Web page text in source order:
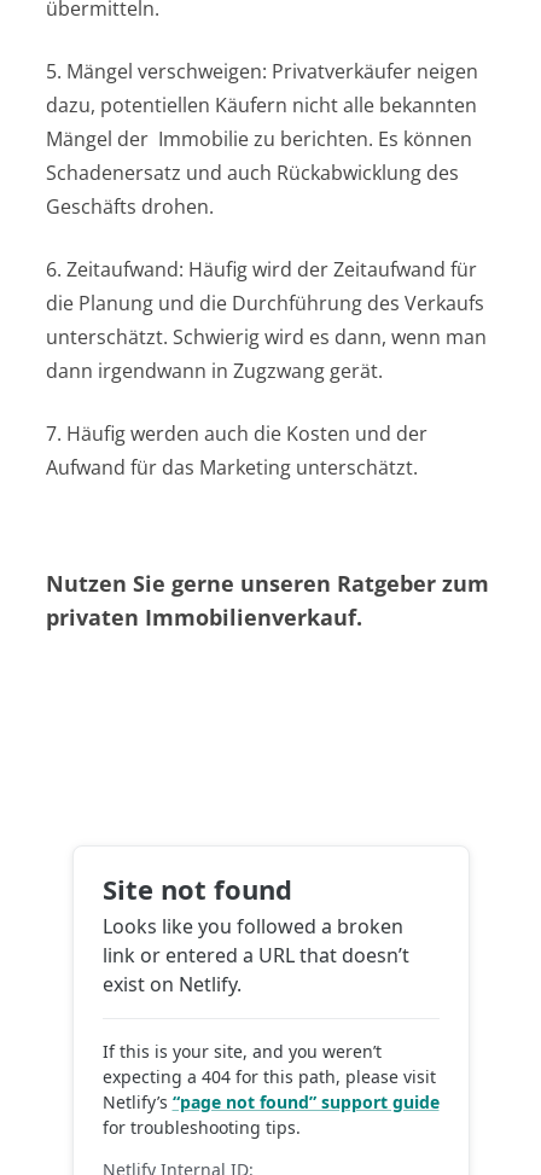
übermitteln.
5. Mängel verschweigen: Privatverkäufer neigen
dazu, potentiellen Käufern nicht alle bekannten
Mängel der Immobilie zu berichten. Es können
Schadenersatz und auch Rückabwicklung des
Geschäfts drohen.
6. Zeitaufwand: Häufig wird der Zeitaufwand für
die Planung und die Durchführung des Verkaufs
unterschätzt. Schwierig wird es dann, wenn man
dann irgendwann in Zugzwang gerät.
7. Häufig werden auch die Kosten und der
Aufwand für das Marketing unterschätzt.
Nutzen Sie gerne unseren Ratgeber zum
privaten Immobilienverkauf.